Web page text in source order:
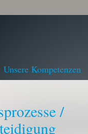
Unsere Kompetenzen
/